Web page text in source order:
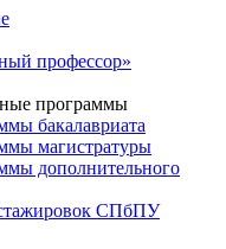
профессор»
программы
бакалавриата
магистратуры
дополнительного
СПбПУ